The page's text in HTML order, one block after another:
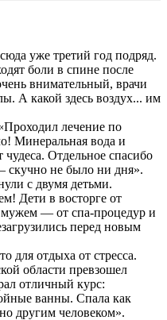
уже третий год подряд.
боли в спине после
внимательный, врачи
А какой здесь воздух... им
лечение по
Минеральная вода и
чудеса. Отдельное спасибо
скучно не было ни дня».
с двумя детьми.
Дети в восторге от
— от спа-процедур и
перед новым
для отдыха от стресса.
области превзошел
отличный курс:
ванны. Спала как
другим человеком».